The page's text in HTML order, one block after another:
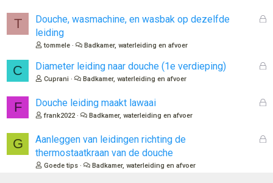
T
G
o
Douche, wasmachine, en wasbak op dezelfde
leiding
tommele Badkamer, waterleiding en afvoer
C
G
n
Diameter leiding naar douche (1e verdieping)
Cuprani Badkamer, waterleiding en afvoer
F
G
Douche leiding maakt lawaai
frank2022 Badkamer, waterleiding en afvoer
G
G
Aanleggen van leidingen richting de
thermostaatkraan van de douche
Goede tips Badkamer, waterleiding en afvoer